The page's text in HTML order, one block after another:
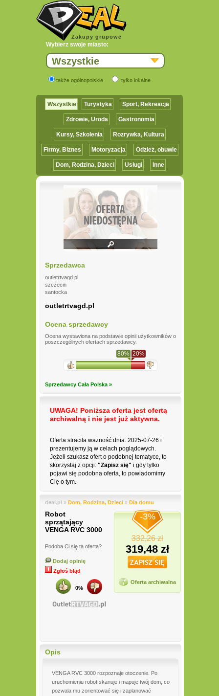
Zakupy grupowe
Wybierz swoje miasto:
Wszystkie
także ogólnopolskie tylko lokalne
Wszystkie Turystyka Sport, Rekreacja
Zdrowie, Uroda Gastronomia
Kursy, Szkolenia Rozrywka, Kultura
Firmy, Biznes Motoryzacja Odzież, obuwie
Dom, Rodzina, Dzieci Usługi Inne
Sprzedawca
outletrtvagd.pl
szczecin
santocka
outletrtvagd.pl
Ocena sprzedawcy
Ocena wystawiona na podstawie opinii użytkowników o
poszczególnych ofertach sprzedawcy.
80% 20%
Sprzedawcy Cała Polska »
UWAGA! Poniższa oferta jest ofertą
archiwalną i nie jest już aktywna.
Oferta straciła ważność dnia: 2025-07-26 i
prezentujemy ją w celach poglądowych.
Jeżeli szukasz ofert o podobnej tematyce, to
skorzystaj z opcji: "Zapisz się" i gdy tylko
pojawi się podobna oferta, to powiadomimy
Cię o tym.
deal.pl » Dom, Rodzina, Dzieci » Dla domu
Robot
sprzątający
VENGA RVC 3000
Podoba Ci się ta oferta?
Dodaj opinię
Zgłoś błąd
0%
-3%
332,26 zł
319,48 zł
Oferta archiwalna
Opis
VENGA RVC 3000 rozpoznaje otoczenie. Po
uruchomieniu robot skanuje i mapuje twój dom, co
pozwala mu zorientować się i zaplanować